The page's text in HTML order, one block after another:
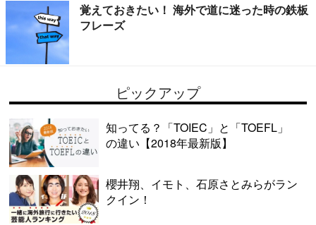
覚えておきたい！ 海外で道に迷った時の鉄板
フレーズ
ピックアップ
知ってる？「TOIEC」と「TOEFL」
の違い【2018年最新版】
櫻井翔、イモト、石原さとみらがラン
クイン！